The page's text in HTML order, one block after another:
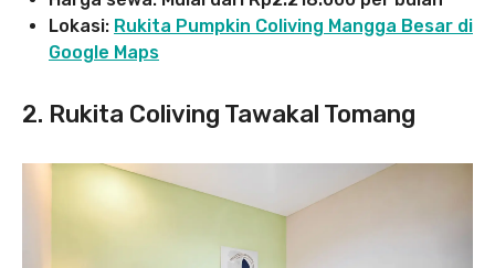
Lokasi: Rukita Pumpkin Coliving Mangga Besar di
Google Maps
2. Rukita Coliving Tawakal Tomang